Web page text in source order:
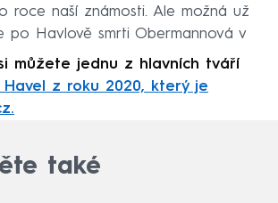
roce naší známosti. Ale možná už
po Havlově smrti Obermannová v
můžete jednu z hlavních tváří
Havel z roku 2020, který je
také